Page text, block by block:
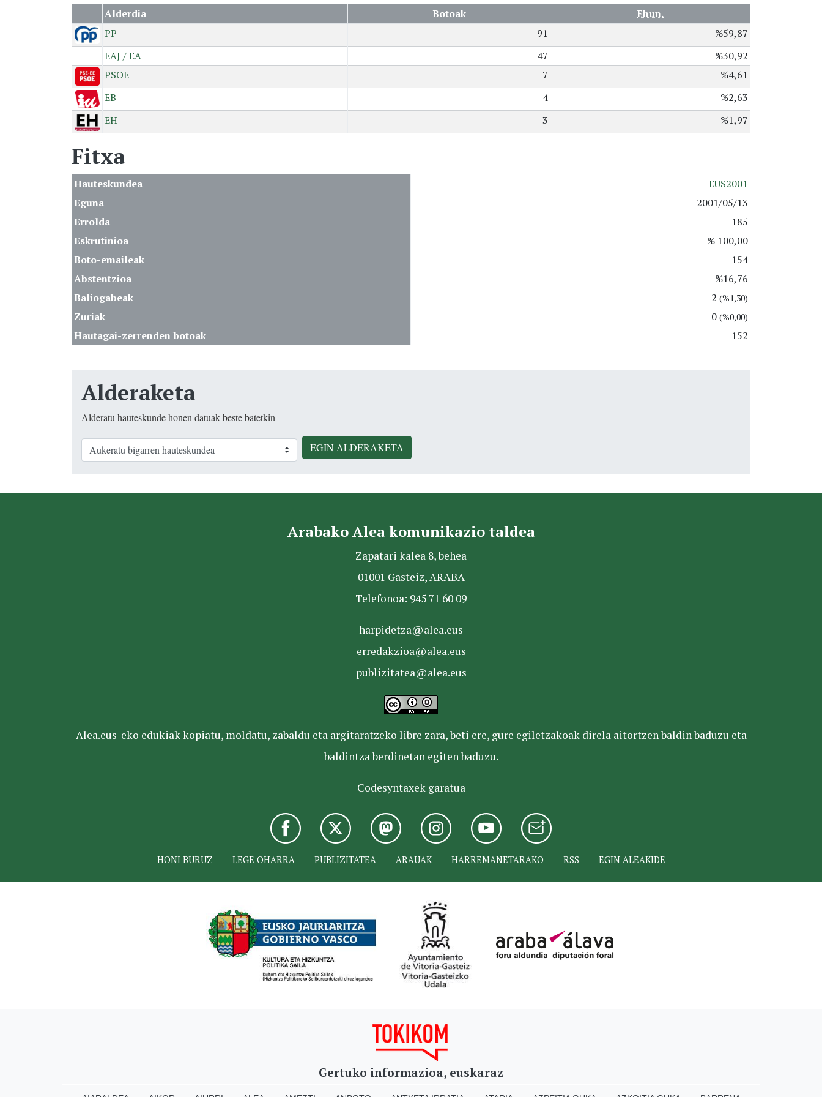
Alderdia Botoak
Ehun.
PP
91
%59,87
EAJ / EA
47
%30,92
PSOE
7
%4,61
EB
4
%2,63
EH
3 %1,97
Fitxa
Hauteskundea
EUS2001
Eguna
2001/05/13
Errolda
185
Eskrutinioa
% 100,00
Boto-emaileak
154
Abstentzioa
%16,76
Baliogabeak
2 (%1,30)
Zuriak 0 (%0,00)
Hautagai-zerrenden botoak 152
Alderaketa
Alderatu hauteskunde honen datuak beste batetkin
EGIN ALDERAKETA
Arabako Alea komunikazio taldea
Zapatari kalea 8, behea
01001 Gasteiz, ARABA
Telefonoa: 945 71 60 09
harpidetza@alea.eus
erredakzioa@alea.eus
publizitatea@alea.eus
Alea.eus-eko edukiak kopiatu, moldatu, zabaldu eta argitaratzeko libre zara, beti ere, gure egiletzakoak direla aitortzen baldin baduzu eta
baldintza berdinetan egiten baduzu.
Codesyntaxek garatua
HONI BURUZ LEGE OHARRA PUBLIZITATEA ARAUAK HARREMANETARAKO RSS EGIN ALEAKIDE
Gertuko informazioa, euskaraz